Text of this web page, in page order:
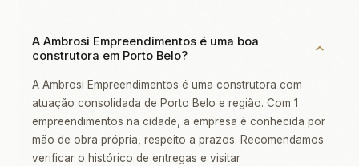
A Ambrosi Empreendimentos é uma boa
construtora em Porto Belo?
A Ambrosi Empreendimentos é uma construtora com
atuação consolidada de Porto Belo e região. Com 1
empreendimentos na cidade, a empresa é conhecida por
mão de obra própria, respeito a prazos. Recomendamos
verificar o histórico de entregas e visitar